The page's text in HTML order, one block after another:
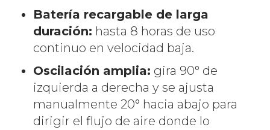
Batería recargable de larga
duración: hasta 8 horas de uso
continuo en velocidad baja.
Oscilación amplia: gira 90° de
izquierda a derecha y se ajusta
manualmente 20° hacia abajo para
dirigir el flujo de aire donde lo